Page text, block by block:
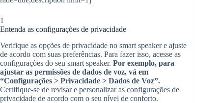
1
Entenda as configurações de privacidade
Verifique as opções de privacidade no smart speaker e ajuste
de acordo com suas preferências. Para fazer isso, acesse as
configurações do seu smart speaker. Por exemplo, para
ajustar as permissões de dados de voz, vá em
“Configurações > Privacidade > Dados de Voz”.
Certifique-se de revisar e personalizar as configurações de
privacidade de acordo com o seu nível de conforto.